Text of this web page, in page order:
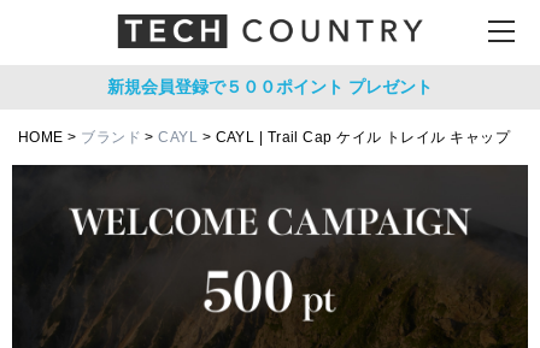
新規会員登録で５００ポイント プレゼント
HOME ブランド CAYL CAYL | Trail Cap ケイル トレイル キャップ